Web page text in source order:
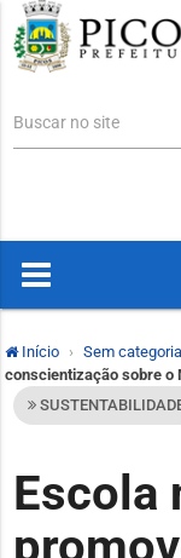
Buscar no site
Início Sem categoria
conscientização sobre o
Escola